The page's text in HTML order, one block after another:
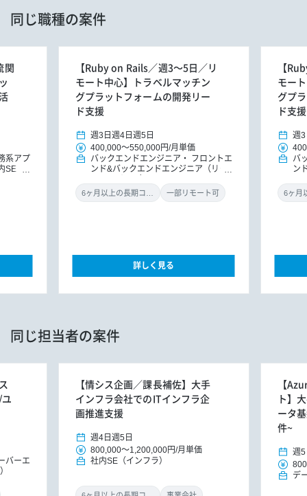
同じ職種の案件
関
系アプ
SE
【Ruby on Rails／週3～5日／リ
モート中心】トラベルマッチン
グプラットフォームの開発リー
ド支援
週3日 週4日 週5日
400,000～550,000円/月単価
バックエンドエンジニア
フロントエ
ンド&バックエンドエンジニア（リー
一部リモート可
詳しく見る
【
モー
グプ
ド支援
週3
バ
ン
同じ担当者の案件
バーエ
【情シス企画／課長補佐】大手
インフラ会社でのITインフラ企
画推進支援
週4日 週5日
800,000～1,200,000円/月単価
社内SE（インフラ）
【
ト】
ータ
件~
週5
デ